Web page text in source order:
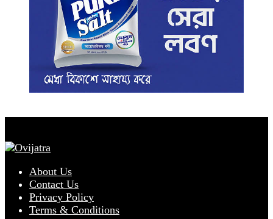
About Us
Contact Us
Privacy Policy
Terms & Conditions